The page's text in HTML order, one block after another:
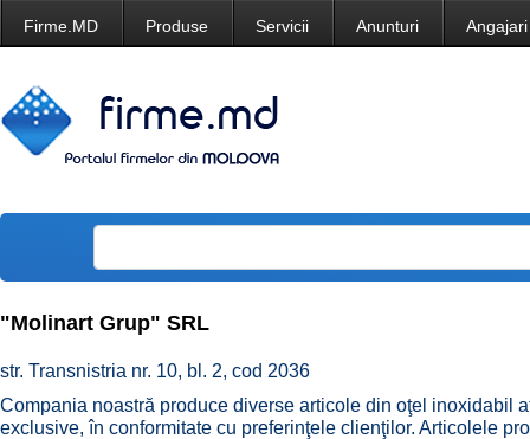
Firme.MD Produse Servicii Anunturi Angajari
"Molinart Grup" SRL
str. Transnistria nr. 10, bl. 2, cod 2036
Compania noastră produce diverse articole din oţel inoxidabil
exclusive, în conformitate cu preferinţele clienţilor. Articolele